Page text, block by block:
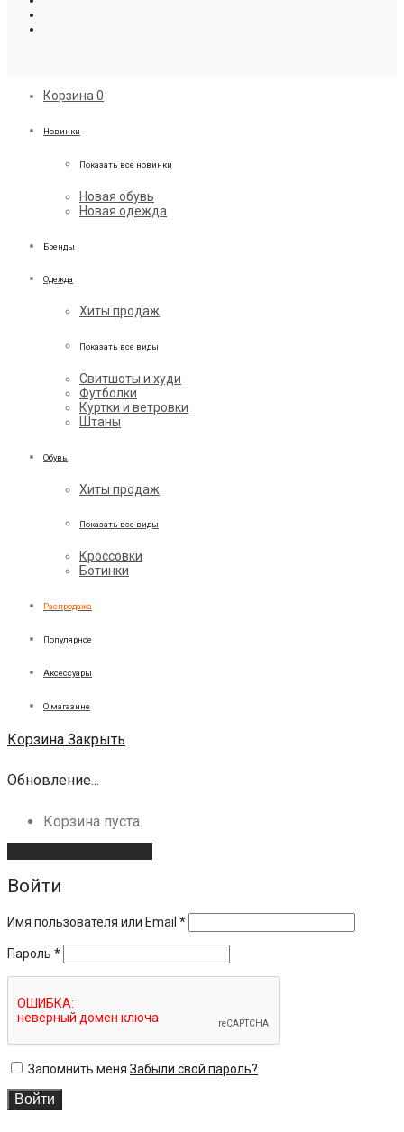
Корзина 0
Новинки
Показать все новинки
Новая обувь
Новая одежда
Бренды
Одежда
Хиты продаж
Показать все виды
Свитшоты и худи
Футболки
Куртки и ветровки
Штаны
Обувь
Хиты продаж
Показать все виды
Кроссовки
Ботинки
Распродажа
Популярное
Аксессуары
О магазине
Корзина Закрыть
Обновление...
Корзина пуста.
Войти
Имя пользователя или Email *
Пароль *
Запомнить меня Забыли свой пароль?
Войти